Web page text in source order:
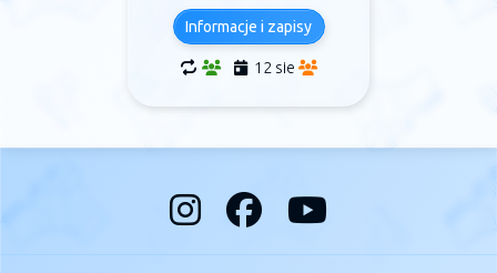
Informacje i zapisy
12 sie